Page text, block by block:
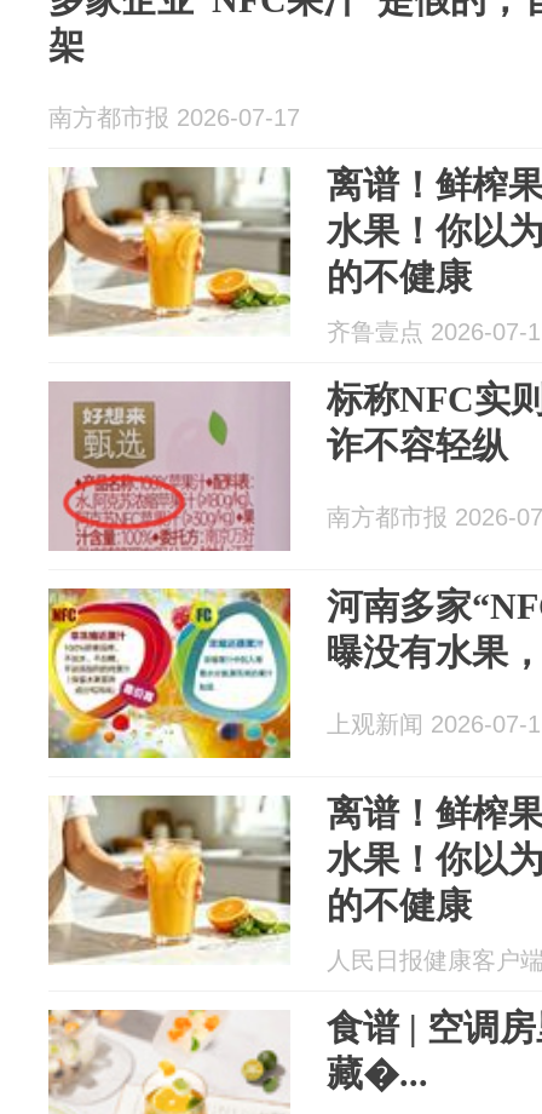
架
南方都市报 2026-07-17
离谱！鲜榨
水果！你以
的不健康
齐鲁壹点 2026-07-
标称NFC实
诈不容轻纵
南方都市报 2026-
河南多家
曝没有水果
上观新闻 2026-07-
离谱！鲜榨
水果！你以
的不健康
人民日报健康客户
食谱 | 空调
藏�...